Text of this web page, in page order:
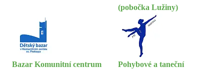
(pobočka Lužiny)
Bazar Komunitní centrum
Pohybové a taneční